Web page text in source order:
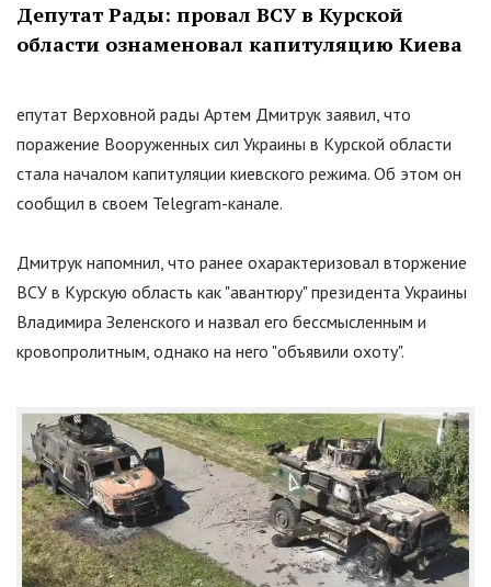
Депутат Рады: провал ВСУ в Курской
области ознаменовал капитуляцию Киева
епутат Верховной рады Артем Дмитрук заявил, что
поражение Вооруженных сил Украины в Курской области
стала началом капитуляции киевского режима. Об этом он
сообщил в своем Telegram-канале.
Дмитрук напомнил, что ранее охарактеризовал вторжение
ВСУ в Курскую область как "авантюру"президента Украины
Владимира Зеленского и назвал его бессмысленным и
кровопролитным, однако на него "объявили охоту".